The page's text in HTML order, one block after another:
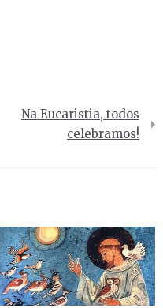
Na Eucaristia, todos
celebramos!